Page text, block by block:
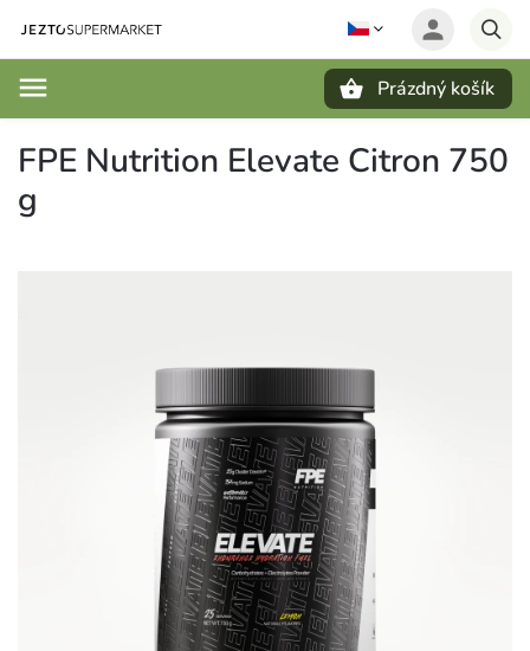
Prázdný košík
FPE Nutrition Elevate Citron 750
g